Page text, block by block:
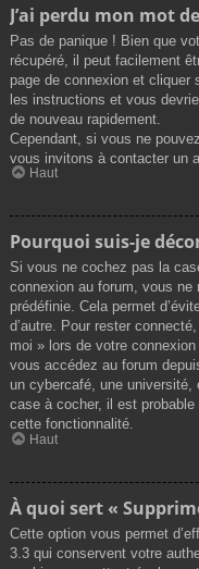
J’ai perdu mon mot
Pas de panique ! Bien que
récupéré, il peut facilement
page de connexion et cliquer
les instructions et vous
de nouveau rapidement.
Cependant, si vous ne
vous invitons à contacter un
Haut
Pourquoi suis-je
Si vous ne cochez pas la
connexion au forum, vous ne
prédéfinie. Cela permet
d’autre. Pour rester
moi » lors de votre
vous accédez au forum
un cybercafé, une
case à cocher, il est
cette fonctionnalité.
Haut
À quoi sert «
Cette option vous permet
3.3 qui conservent votre